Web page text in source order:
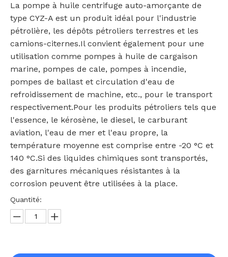
La pompe à huile centrifuge auto-amorçante de
type CYZ-A est un produit idéal pour l'industrie
pétrolière, les dépôts pétroliers terrestres et les
camions-citernes.Il convient également pour une
utilisation comme pompes à huile de cargaison
marine, pompes de cale, pompes à incendie,
pompes de ballast et circulation d'eau de
refroidissement de machine, etc., pour le transport
respectivement.Pour les produits pétroliers tels que
l'essence, le kérosène, le diesel, le carburant
aviation, l'eau de mer et l'eau propre, la
température moyenne est comprise entre -20 °C et
140 °C.Si des liquides chimiques sont transportés,
des garnitures mécaniques résistantes à la
corrosion peuvent être utilisées à la place.
Quantité: